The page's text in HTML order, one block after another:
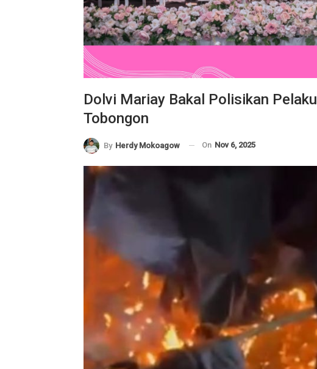
Dolvi Mariay Bakal Polisikan
Tobongon
By Herdy Mokoagow On Nov 6, 2025